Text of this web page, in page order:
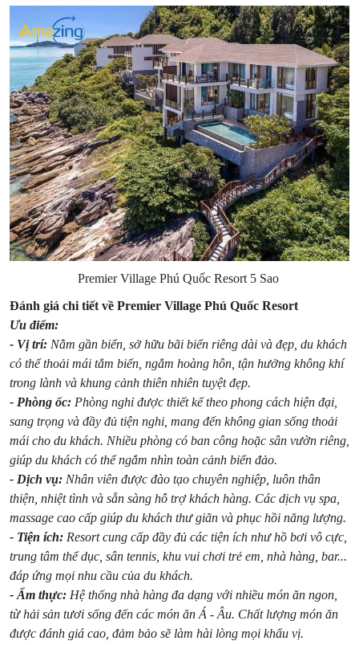
Premier Village Phú Quốc Resort 5 Sao
Đánh giá chi tiết về Premier Village Phú Quốc Resort
Ưu điểm:
- Vị trí: Nằm gần biển, sở hữu bãi biển riêng dài và đẹp, du khách
có thể thoải mái tắm biển, ngắm hoàng hôn, tận hưởng không khí
trong lành và khung cảnh thiên nhiên tuyệt đẹp.
- Phòng ốc: Phòng nghỉ được thiết kế theo phong cách hiện đại,
sang trọng và đầy đủ tiện nghi, mang đến không gian sống thoải
mái cho du khách. Nhiều phòng có ban công hoặc sân vườn riêng,
giúp du khách có thể ngắm nhìn toàn cảnh biển đảo.
- Dịch vụ: Nhân viên được đào tạo chuyên nghiệp, luôn thân
thiện, nhiệt tình và sẵn sàng hỗ trợ khách hàng. Các dịch vụ spa,
massage cao cấp giúp du khách thư giãn và phục hồi năng lượng.
- Tiện ích: Resort cung cấp đầy đủ các tiện ích như hồ bơi vô cực,
trung tâm thể dục, sân tennis, khu vui chơi trẻ em, nhà hàng, bar...
đáp ứng mọi nhu cầu của du khách.
- Ẩm thực: Hệ thống nhà hàng đa dạng với nhiều món ăn ngon,
từ hải sản tươi sống đến các món ăn Á - Âu. Chất lượng món ăn
được đánh giá cao, đảm bảo sẽ làm hài lòng mọi khẩu vị.